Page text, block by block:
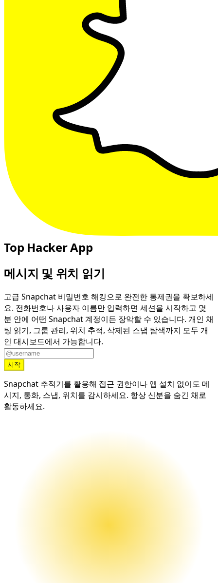
Top Hacker App
메시지 및 위치 읽기
고급 Snapchat 비밀번호 해킹으로 완전한 통제권을 확보하세
요. 전화번호나 사용자 이름만 입력하면 세션을 시작하고 몇
분 안에 어떤 Snapchat 계정이든 장악할 수 있습니다. 개인 채
팅 읽기, 그룹 관리, 위치 추적, 삭제된 스냅 탐색까지 모두 개
인 대시보드에서 가능합니다.
시작
Snapchat 추적기를 활용해 접근 권한이나 앱 설치 없이도 메
시지, 통화, 스냅, 위치를 감시하세요. 항상 신분을 숨긴 채로
활동하세요.